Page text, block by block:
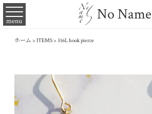
No Name
menu
ホーム > ITEMS> 316L hook pierce